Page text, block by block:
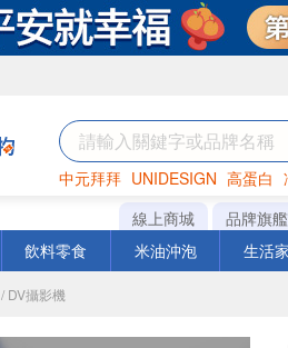
中元拜拜 UNIDESIGN 高蛋白
罐頭 咖啡 海苔
線上商城 品牌旗
飲料零食 米油沖泡 生活
/ DV攝影機